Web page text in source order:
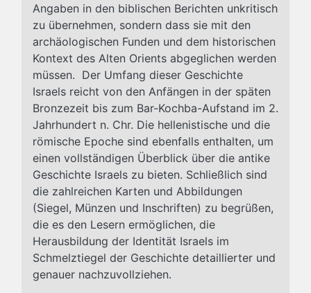
Angaben in den biblischen Berichten unkritisch
zu übernehmen, sondern dass sie mit den
archäologischen Funden und dem historischen
Kontext des Alten Orients abgeglichen werden
müssen. Der Umfang dieser Geschichte
Israels reicht von den Anfängen in der späten
Bronzezeit bis zum Bar-Kochba-Aufstand im 2.
Jahrhundert n. Chr. Die hellenistische und die
römische Epoche sind ebenfalls enthalten, um
einen vollständigen Überblick über die antike
Geschichte Israels zu bieten. Schließlich sind
die zahlreichen Karten und Abbildungen
(Siegel, Münzen und Inschriften) zu begrüßen,
die es den Lesern ermöglichen, die
Herausbildung der Identität Israels im
Schmelztiegel der Geschichte detaillierter und
genauer nachzuvollziehen.